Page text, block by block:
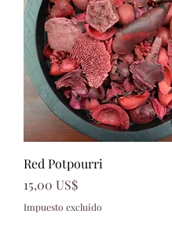
Red Potpourri
Precio
15,00 US$
Impuesto excluido